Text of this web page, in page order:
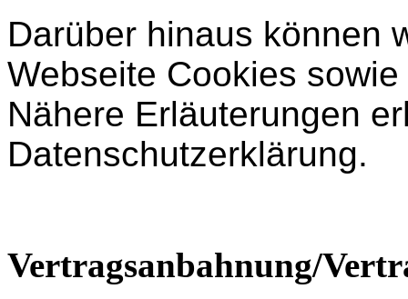
Darüber hinaus können
Webseite Cookies
Nähere Erläuterungen
Datenschutzerklärung.
Vertragsanbahnung/